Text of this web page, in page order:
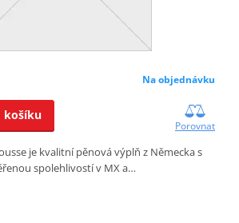
Na objednávku
košíku
Porovnat
je kvalitní pěnová výplň z Německa s
spolehlivostí v MX a…